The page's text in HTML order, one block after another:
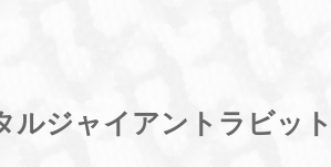
ルジャイアントラビッ